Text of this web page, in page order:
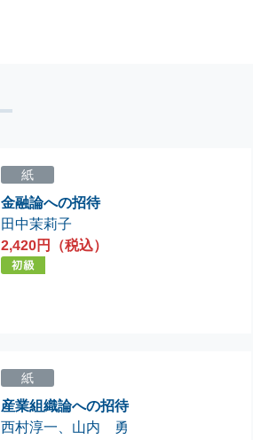
紙
金融論への招待
田中茉莉子
2,420円（税込）
紙
産業組織論への招待
西村淳一 山内 勇